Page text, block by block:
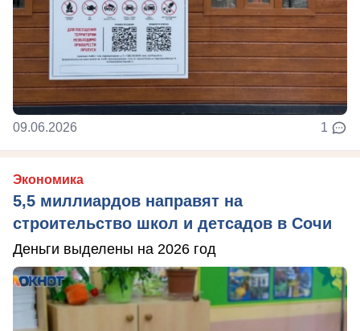
09.06.2026 1
Экономика
5,5 миллиардов направят на
строительство школ и детсадов в Сочи
Деньги выделены на 2026 год